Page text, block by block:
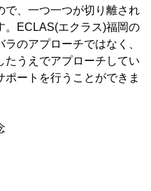
で、一つ一つが切り離され
。ECLAS(エクラス)福岡の
のアプローチではなく、
たうえでアプローチしてい
ポートを行うことができま